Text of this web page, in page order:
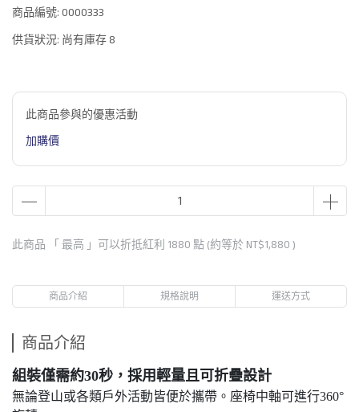
商品編號: 0000333
供貨狀況: 尚有庫存 8
此商品參與的優惠活動
加購價
此商品 「 最高 」可以折抵紅利 1880 點 (約等於 NT$1,880 )
商品介紹 規格說明 運送方式
商品介紹
組裝僅需約30秒，採用輕量且可折疊設計
無論登山或各類戶外活動皆便於攜帶。座椅中軸可進行360°